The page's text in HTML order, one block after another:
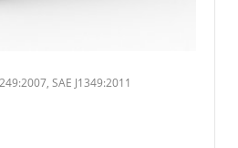
SAE J1349:2011